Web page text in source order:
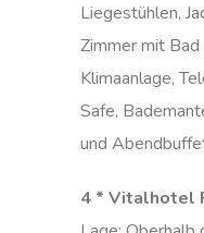
Liegestühlen,
Zimmer mit
Klimaanlage,
Safe,
und
4 * Vitalhotel